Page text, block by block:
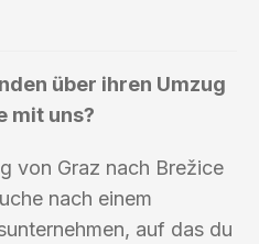
über ihren Umzug
mit uns?
von Graz nach Brežice
nach einem
auf das du